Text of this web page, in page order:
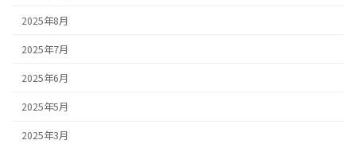
2025年8月
2025年7月
2025年6月
2025年5月
2025年3月